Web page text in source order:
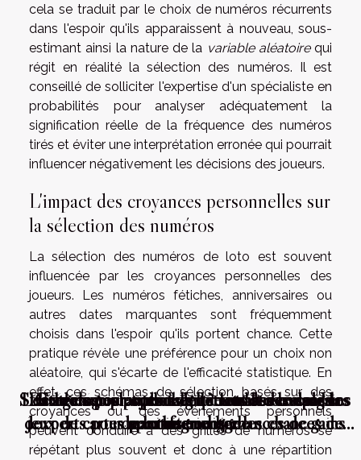
cela se traduit par le choix de numéros récurrents
dans l'espoir qu'ils apparaissent à nouveau, sous-
estimant ainsi la nature de la variable aléatoirequi
régit en réalité la sélection des numéros. Il est
conseillé de solliciter l'expertise d'un spécialiste en
probabilités pour analyser adéquatement la
signification réelle de la fréquence des numéros
tirés et éviter une interprétation erronée qui pourrait
influencer négativement les décisions des joueurs.
L'impact des croyances personnelles sur
la sélection des numéros
La sélection des numéros de loto est souvent
influencée par les croyances personnelles des
joueurs. Les numéros fétiches, anniversaires ou
autres dates marquantes sont fréquemment
choisis dans l'espoir qu'ils portent chance. Cette
pratique révèle une préférence pour un choix non
aléatoire, qui s'écarte de l'efficacité statistique. En
effet, ces schémas de sélection basés sur des
croyances ou des événements personnels
peuvent conduire à des grilles de numéros se
répétant plus souvent et donc à une répartition
Stratégies pour optimiser le retrait de vos gains
de loterie en ligne
Erreurs courantes à éviter au loto conseils
dexperts pour maximiser vos chances de gains
De la chance ou du talent? Les dessous de la
loterie
Guide complet pour débutants sur les paris
sportifs en ligne
Les stratégies psychologiques utilisées dans les
jeux de cartes pour augmenter les chances de
gagner